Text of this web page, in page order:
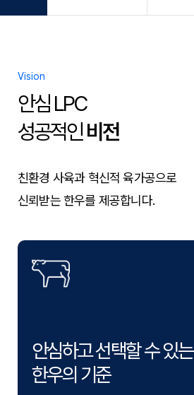
Vision
안심 LPC
성공적인비전
친환경 사육과 혁신적 육가공으로
신뢰받는 한우를 제공합니다.
안심하고 선택할 수 있는
한우의 기준